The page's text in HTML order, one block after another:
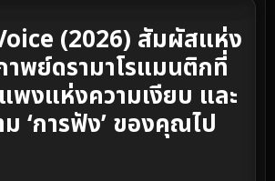
(2026) สัมผัสแห่ง
าพย์ดรามาโรแมนติกที่
พงแห่งความเงียบ และ
‘การฟัง’ ของคุณไป